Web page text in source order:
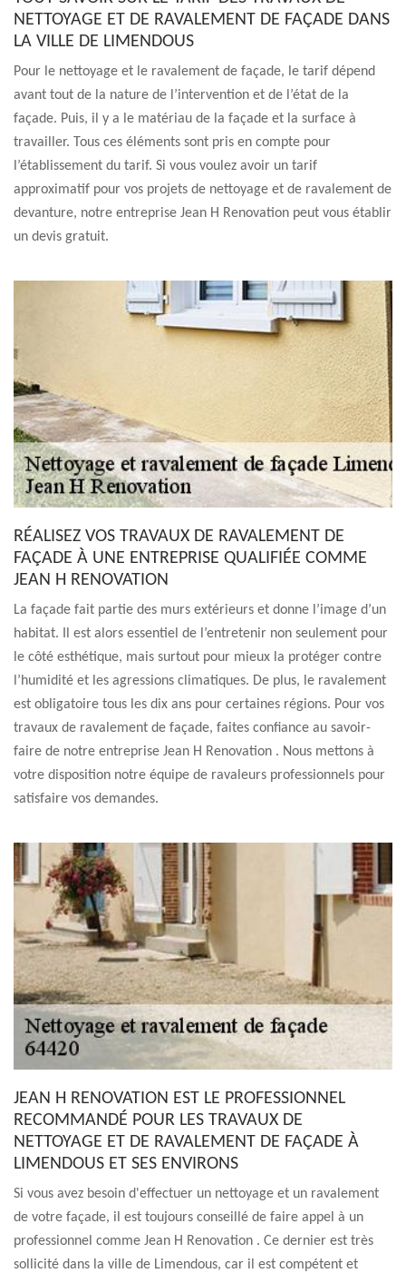
NETTOYAGE ET DE RAVALEMENT DE FAÇADE DANS
LA VILLE DE LIMENDOUS
Pour le nettoyage et le ravalement de façade, le tarif dépend
avant tout de la nature de l’intervention et de l’état de la
façade. Puis, il y a le matériau de la façade et la surface à
travailler. Tous ces éléments sont pris en compte pour
l’établissement du tarif. Si vous voulez avoir un tarif
approximatif pour vos projets de nettoyage et de ravalement de
devanture, notre entreprise Jean H Renovation peut vous établir
un devis gratuit.
RÉALISEZ VOS TRAVAUX DE RAVALEMENT DE
FAÇADE À UNE ENTREPRISE QUALIFIÉE COMME
JEAN H RENOVATION
La façade fait partie des murs extérieurs et donne l’image d’un
habitat. Il est alors essentiel de l’entretenir non seulement pour
le côté esthétique, mais surtout pour mieux la protéger contre
l’humidité et les agressions climatiques. De plus, le ravalement
est obligatoire tous les dix ans pour certaines régions. Pour vos
travaux de ravalement de façade, faites confiance au savoir-
faire de notre entreprise Jean H Renovation . Nous mettons à
votre disposition notre équipe de ravaleurs professionnels pour
satisfaire vos demandes.
JEAN H RENOVATION EST LE PROFESSIONNEL
RECOMMANDÉ POUR LES TRAVAUX DE
NETTOYAGE ET DE RAVALEMENT DE FAÇADE À
LIMENDOUS ET SES ENVIRONS
Si vous avez besoin d'effectuer un nettoyage et un ravalement
de votre façade, il est toujours conseillé de faire appel à un
professionnel comme Jean H Renovation . Ce dernier est très
sollicité dans la ville de Limendous, car il est compétent et